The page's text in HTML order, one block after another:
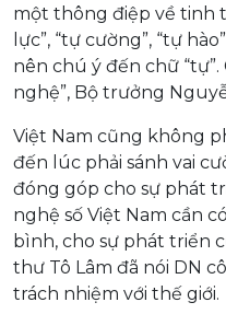
một thông điệp về tinh
lực”, “tự cường”, “tự
nên chú ý đến chữ
nghệ”, Bộ trưởng
Việt Nam cũng không
đến lúc phải sánh vai
đóng góp cho sự phát
nghệ số Việt Nam cần
bình, cho sự phát triển
thư Tô Lâm đã nói DN
trách nhiệm với thế giới.